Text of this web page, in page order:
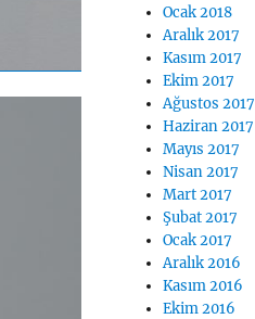
Ocak 2018
Aralık 2017
Kasım 2017
Ekim 2017
Ağustos 2017
Haziran 2017
Mayıs 2017
Nisan 2017
Mart 2017
Şubat 2017
Ocak 2017
Aralık 2016
Kasım 2016
Ekim 2016